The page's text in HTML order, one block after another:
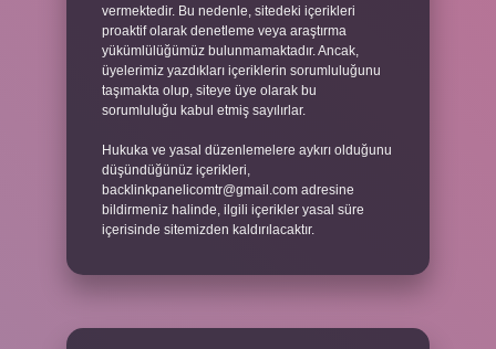
vermektedir. Bu nedenle, sitedeki içerikleri
proaktif olarak denetleme veya araştırma
yükümlülüğümüz bulunmamaktadır. Ancak,
üyelerimiz yazdıkları içeriklerin sorumluluğunu
taşımakta olup, siteye üye olarak bu
sorumluluğu kabul etmiş sayılırlar.
Hukuka ve yasal düzenlemelere aykırı olduğunu
düşündüğünüz içerikleri,
backlinkpanelicomtr@gmail.com adresine
bildirmeniz halinde, ilgili içerikler yasal süre
içerisinde sitemizden kaldırılacaktır.